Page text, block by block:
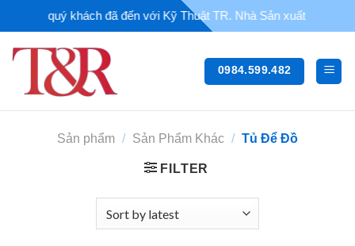
đến
nội
mừng quý khách đã đến với Kỹ Thuật TR. Nhà Sản xuất - Thi
0984.599.482
Sản phẩm / Sản Phẩm Khác / Tủ Để Đồ
FILTER